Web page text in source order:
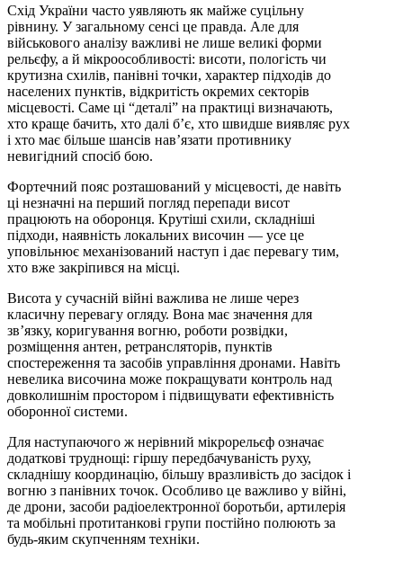
Схід України часто уявляють як майже суцільну
рівнину. У загальному сенсі це правда. Але для
військового аналізу важливі не лише великі форми
рельєфу, а й мікроособливості: висоти, пологість чи
крутизна схилів, панівні точки, характер підходів до
населених пунктів, відкритість окремих секторів
місцевості. Саме ці “деталі” на практиці визначають,
хто краще бачить, хто далі б’є, хто швидше виявляє рух
і хто має більше шансів нав’язати противнику
невигідний спосіб бою.
Фортечний пояс розташований у місцевості, де навіть
ці незначні на перший погляд перепади висот
працюють на оборонця. Крутіші схили, складніші
підходи, наявність локальних височин — усе це
уповільнює механізований наступ і дає перевагу тим,
хто вже закріпився на місці.
Висота у сучасній війні важлива не лише через
класичну перевагу огляду. Вона має значення для
зв’язку, коригування вогню, роботи розвідки,
розміщення антен, ретрансляторів, пунктів
спостереження та засобів управління дронами. Навіть
невелика височина може покращувати контроль над
довколишнім простором і підвищувати ефективність
оборонної системи.
Для наступаючого ж нерівний мікрорельєф означає
додаткові труднощі: гіршу передбачуваність руху,
складнішу координацію, більшу вразливість до засідок і
вогню з панівних точок. Особливо це важливо у війні,
де дрони, засоби радіоелектронної боротьби, артилерія
та мобільні протитанкові групи постійно полюють за
будь-яким скупченням техніки.